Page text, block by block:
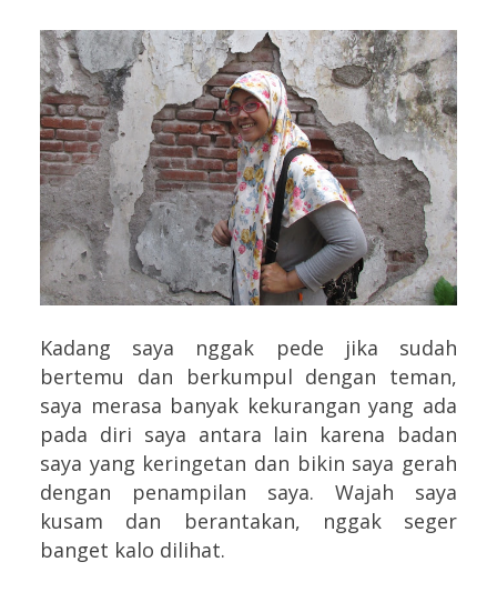
Kadang saya nggak pede jika sudah
bertemu dan berkumpul dengan teman,
saya merasa banyak kekurangan yang ada
pada diri saya antara lain karena badan
saya yang keringetan dan bikin saya gerah
dengan penampilan saya. Wajah saya
kusam dan berantakan, nggak seger
banget kalo dilihat.